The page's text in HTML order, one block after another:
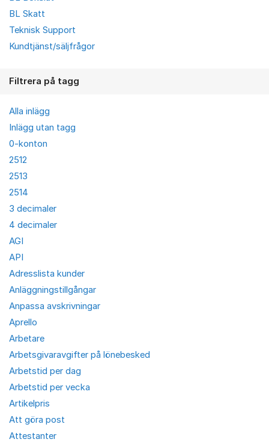
BL Skatt
Teknisk Support
Kundtjänst/säljfrågor
Filtrera på tagg
Alla inlägg
Inlägg utan tagg
0-konton
2512
2513
2514
3 decimaler
4 decimaler
AGI
API
Adresslista kunder
Anläggningstillgångar
Anpassa avskrivningar
Aprello
Arbetare
Arbetsgivaravgifter på lönebesked
Arbetstid per dag
Arbetstid per vecka
Artikelpris
Att göra post
Attestanter